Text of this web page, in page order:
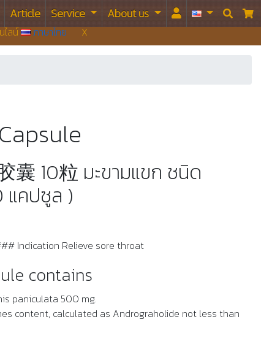
ไลน์ ภาษาไทย X
Article Service About us  
囊 10粒 มะขามแขก ชนิด
แคปซูล )
Indication Relieve sore throat
contains
paniculata 500 mg.
content, calculated as Andrograholide not less than